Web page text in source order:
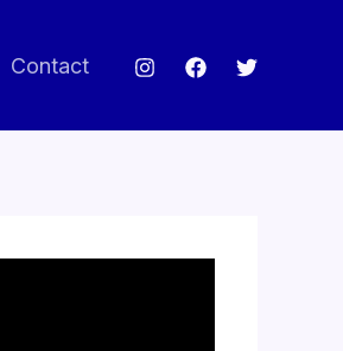
Contact